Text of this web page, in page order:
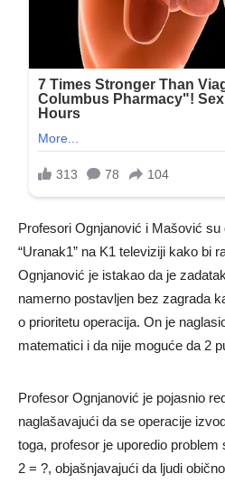
Profesori Ognjanović i Mašović su
“Uranak1” na K1 televiziji kako bi
Ognjanović je istakao da je
namerno postavljen bez zagrada
o prioritetu operacija. On je
matematici i da nije moguće da 2
Profesor Ognjanović je pojasnio
naglašavajući da se operacije
toga, profesor je uporedio
2 = ?, objašnjavajući da ljudi